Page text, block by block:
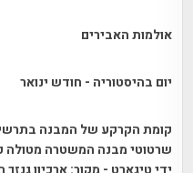
אולמות האבירים
יום בהיסטוריה - חודש ינואר
קומת הקרקע של המבנה
שרטוטי מבנה המשטרה מטולה